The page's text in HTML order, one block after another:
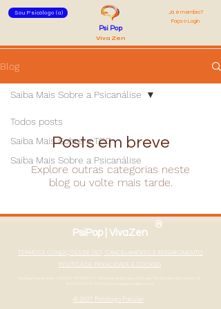
Sou Psicólogo (a)
Já é membro?
Faça o Login
Psi Pop
Viva Zen
Blog
Todos posts
Saiba Mais Sobre a TCC
Saiba Mais Sobre a Psicanálise
Saiba Mais Sobre a Psicanálise
Posts em breve
Explore outras categorias neste
blog ou volte mais tarde.
PsiPop | VivaZen
®
TERMOS E CONDIÇÕES DE USO, CANCELAMENTO E RESSARCIMENTO
POLÍTICA DE PRIVACIDADE E COOKIES
© 2021 Psicólogo Popular